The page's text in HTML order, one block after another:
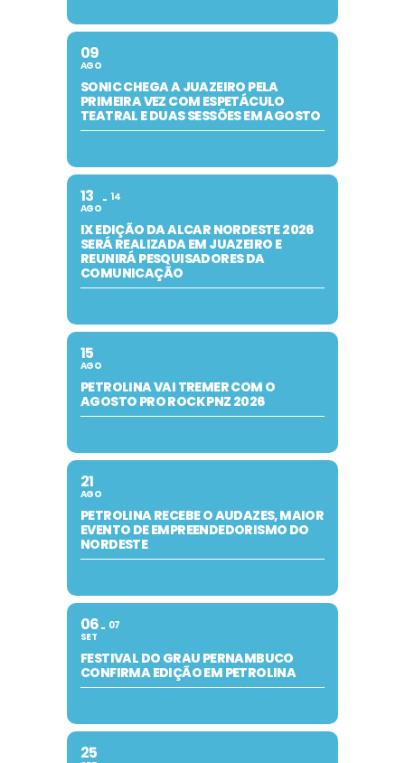
09
AGO
SONIC CHEGA A JUAZEIRO PELA
PRIMEIRA VEZ COM ESPETÁCULO
TEATRAL E DUAS SESSÕES EM AGOSTO
13
AGO
14
IX EDIÇÃO DA ALCAR NORDESTE 2026
SERÁ REALIZADA EM JUAZEIRO E
REUNIRÁ PESQUISADORES DA
COMUNICAÇÃO
15
AGO
PETROLINA VAI TREMER COM O
AGOSTO PRO ROCK PNZ 2026
21
AGO
PETROLINA RECEBE O AUDAZES, MAIOR
EVENTO DE EMPREENDEDORISMO DO
NORDESTE
06
SET
07
FESTIVAL DO GRAU PERNAMBUCO
CONFIRMA EDIÇÃO EM PETROLINA
25